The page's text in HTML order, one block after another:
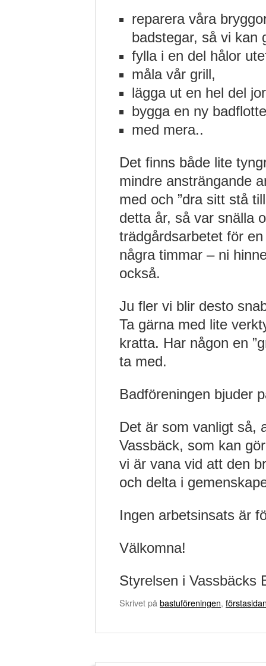
reparera våra
badstegar, så vi kan
fylla i en del hålor
måla vår grill,
lägga ut en hel del
bygga en ny
med mera..
Det finns både lite
mindre ansträngande
med och ”dra sitt stå
detta år, så var snälla
trädgårdsarbetet för
några timmar – ni
också.
Ju fler vi blir desto
Ta gärna med lite
kratta. Har någon en
ta med.
Badföreningen bjuder
Det är som vanligt så,
Vassbäck, som kan
vi är vana vid att den
och delta i
Ingen arbetsinsats är
Välkomna!
Styrelsen i Vassbäcks
Skrivet på bastuföreningen,